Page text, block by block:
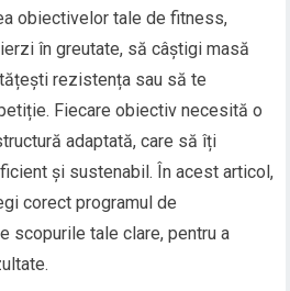
obiectivelor tale de fitness,
în greutate, să câștigi masă
rezistența sau să te
Fiecare obiectiv necesită o
adaptată, care să îți
și sustenabil. În acest articol,
corect programul de
scopurile tale clare, pentru a